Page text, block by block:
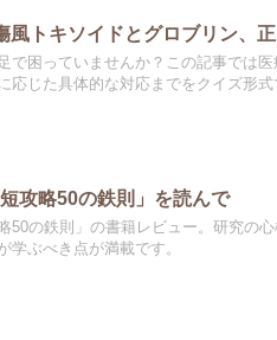
風トキソイドとグロブリン、
で困っていませんか？この記事では
応じた具体的な対応までをクイズ形
攻略50の鉄則」を読んで
50の鉄則」の書籍レビュー。研究の
学ぶべき点が満載です。